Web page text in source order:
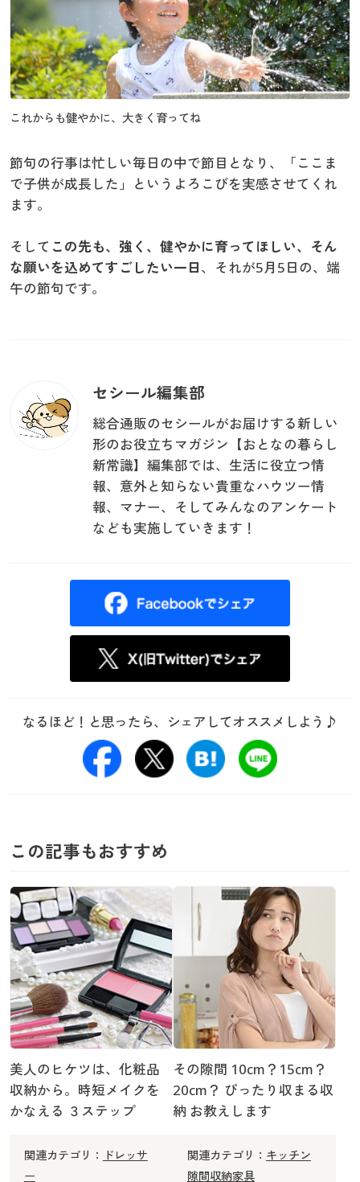
これからも健やかに、大きく育ってね
節句の行事は忙しい毎日の中で節目となり、「ここま
で子供が成長した」というよろこびを実感させてくれ
ます。
そして この先も、強く、健やかに育ってほしい、そん
な願いを込めてすごしたい一日、それが5月5日の、端
午の節句です。
セシール編集部
総合通販のセシールがお届けする新しい
形のお役立ちマガジン【おとなの暮らし
新常識】編集部では、生活に役立つ情
報、意外と知らない貴重なハウツー情
報、マナー、そしてみんなのアンケート
なども実施していきます！
なるほど！と思ったら、 シェアしてオススメしよう♪
この記事もおすすめ
美人のヒケツは、化粧品
収納から。時短メイクを
かなえる ３ステップ
関連カテゴリ： ドレッサ
ー
その隙間 10cm？15cm？
20cm？ ぴったり収まる収
納 お教えします
関連カテゴリ： キッチン
隙間収納家具